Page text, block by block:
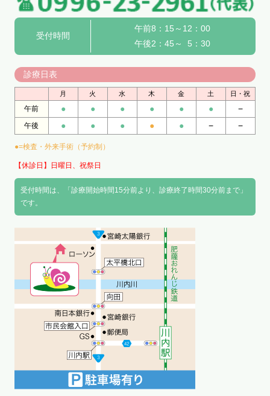
受付時間
午前8：15～12：00
午後2：45～ 5：30
診療日表
月 火 水 木 金 土 日・祝
午前 ● ● ● ● ● ● −
午後 ● ● ● ● ● − −
●=検査・外来手術（予約制）
【休診日】日曜日、祝祭日
受付時間は、「診療開始時間15分前より、診療終了時間30分前まで」
です。